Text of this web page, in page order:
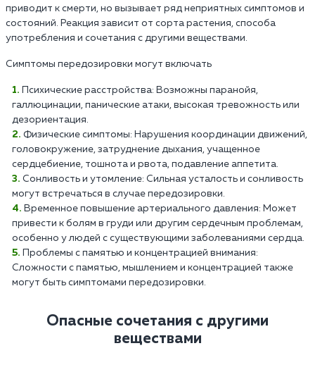
приводит к смерти, но вызывает ряд неприятных симптомов и
состояний. Реакция зависит от сорта растения, способа
употребления и сочетания с другими веществами.
Симптомы передозировки могут включать
Психические расстройства: Возможны паранойя,
галлюцинации, панические атаки, высокая тревожность или
дезориентация.
Физические симптомы: Нарушения координации движений,
головокружение, затруднение дыхания, учащенное
сердцебиение, тошнота и рвота, подавление аппетита.
Сонливость и утомление: Сильная усталость и сонливость
могут встречаться в случае передозировки.
Временное повышение артериального давления: Может
привести к болям в груди или другим сердечным проблемам,
особенно у людей с существующими заболеваниями сердца.
Проблемы с памятью и концентрацией внимания:
Сложности с памятью, мышлением и концентрацией также
могут быть симптомами передозировки.
Опасные сочетания с другими
веществами